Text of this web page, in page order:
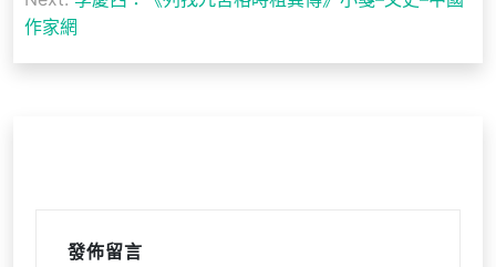
覽
作家網
發佈留言